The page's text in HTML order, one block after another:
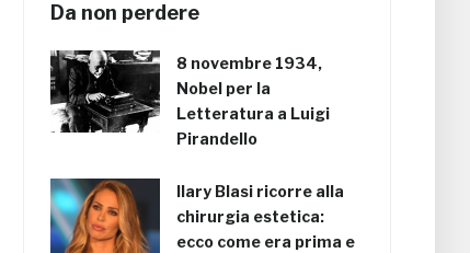
Da non perdere
8 novembre 1934,
Nobel per la
Letteratura a Luigi
Pirandello
Ilary Blasi ricorre alla
chirurgia estetica:
ecco come era prima e